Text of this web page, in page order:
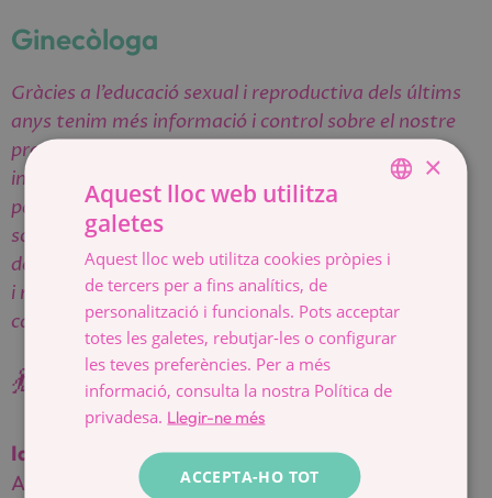
Ginecòloga
Gràcies a l’educació sexual i reproductiva dels últims
anys tenim més informació i control sobre el nostre
propi cos i això ens permet prendre decisions
informades sobre el desig de ser mare amb una
parella (masculina o del mateix sexe), de ser-ho en
solitari, de post-posar-ho o bé no ser-ho. Totes les
desicions i etapes dels diferents procesos m’agraden
i m’agrada acompanyar-vos sigui quin sigui el vostre
camí.
💃 👧👦👶
Idiomes:
Anglès
Castellà Català.
CATALÀ
×
Aquest lloc web utilitza
galetes
Aquest lloc web utilitza cookies pròpies i
de tercers per a fins analítics, de
personalització i funcionals. Pots acceptar
totes les galetes, rebutjar-les o configurar
les teves preferències. Per a més
informació, consulta la nostra Política de
privadesa. Llegir-ne més
ACCEPTA-HO TOT